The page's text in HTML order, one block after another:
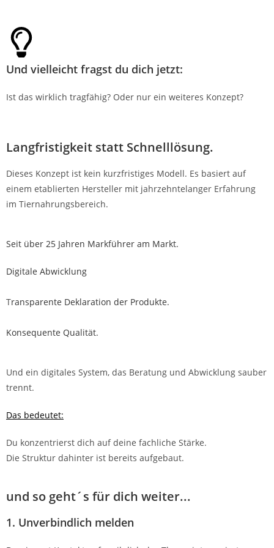
Und vielleicht fragst du dich jetzt:
Ist das wirklich tragfähig? Oder nur ein weiteres Konzept?
Langfristigkeit statt Schnelllösung.
Dieses Konzept ist kein kurzfristiges Modell. Es basiert auf
einem etablierten Hersteller mit jahrzehntelanger Erfahrung
im Tiernahrungsbereich.
Seit über 25 Jahren Markführer am Markt.
Digitale Abwicklung
Transparente Deklaration der Produkte.
Konsequente Qualität.
Und ein digitales System, das Beratung und Abwicklung sauber
trennt.
Das bedeutet:
Du konzentrierst dich auf deine fachliche Stärke.
Die Struktur dahinter ist bereits aufgebaut.
und so geht´s für dich weiter...
1. Unverbindlich melden